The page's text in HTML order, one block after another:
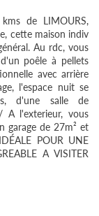
de LIMOURS,
cette maison indiv
Au rdc, vous
poêle à pellets
avec arrière
l'espace nuit se
d'une salle de
A l'exterieur, vous
garage de 27m² et
POUR UNE
A VISITER